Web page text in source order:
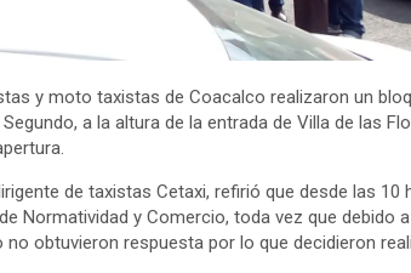
y moto taxistas de Coacalco realizaron un
a la altura de la entrada de Villa de las
de taxistas Cetaxi, refirió que desde las
Normatividad y Comercio, toda vez que debido
no obtuvieron respuesta por lo que decidieron